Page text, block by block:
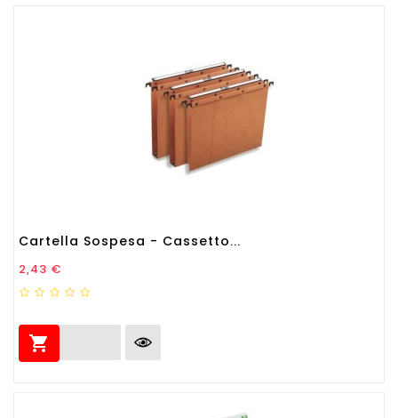
Cartella Sospesa - Cassetto...
Prezzo
2,43 €
